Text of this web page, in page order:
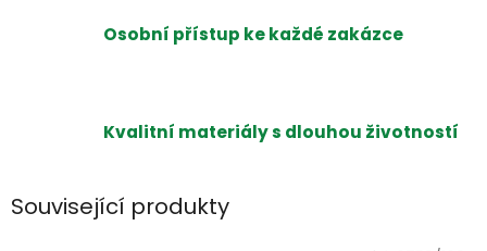
Osobní přístup ke každé zakázce
Kvalitní materiály s dlouhou životností
Související produkty